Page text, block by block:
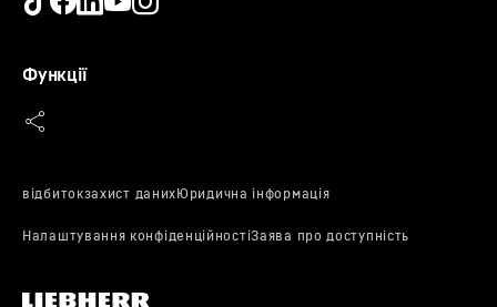
Функції